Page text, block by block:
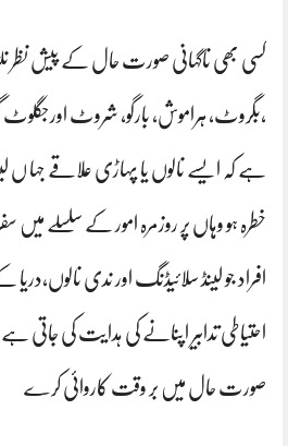
کسی بھی ناگہانی صورت حال کے پیش نظر
،بگروٹ، ہراموش، بارگو، شروٹ اورجگلوٹ
ہے کہ ایسے نالوں یا پہاڑی علاقے جہا ں
خطرہ ہو وہاں پر روزمرہ امور کے سلسلے میں
افراد جو لینڈ سلائیڈنگ اور ندی
احتیاطی تدابیر اپنانے کی ہدایت کی
صورت حال میں بر وقت کاروائی کرے